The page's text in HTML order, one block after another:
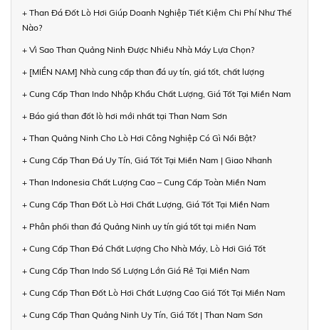
+ Than Đá Đốt Lò Hơi Giúp Doanh Nghiệp Tiết Kiệm Chi Phí Như Thế
Nào?
+ Vì Sao Than Quảng Ninh Được Nhiều Nhà Máy Lựa Chọn?
+ [MIỀN NAM] Nhà cung cấp than đá uy tín, giá tốt, chất lượng
+ Cung Cấp Than Indo Nhập Khẩu Chất Lượng, Giá Tốt Tại Miền Nam
+ Báo giá than đốt lò hơi mới nhất tại Than Nam Sơn
+ Than Quảng Ninh Cho Lò Hơi Công Nghiệp Có Gì Nổi Bật?
+ Cung Cấp Than Đá Uy Tín, Giá Tốt Tại Miền Nam | Giao Nhanh
+ Than Indonesia Chất Lượng Cao – Cung Cấp Toàn Miền Nam
+ Cung Cấp Than Đốt Lò Hơi Chất Lượng, Giá Tốt Tại Miền Nam
+ Phân phối than đá Quảng Ninh uy tín giá tốt tại miền Nam
+ Cung Cấp Than Đá Chất Lượng Cho Nhà Máy, Lò Hơi Giá Tốt
+ Cung Cấp Than Indo Số Lượng Lớn Giá Rẻ Tại Miền Nam
+ Cung Cấp Than Đốt Lò Hơi Chất Lượng Cao Giá Tốt Tại Miền Nam
+ Cung Cấp Than Quảng Ninh Uy Tín, Giá Tốt | Than Nam Sơn